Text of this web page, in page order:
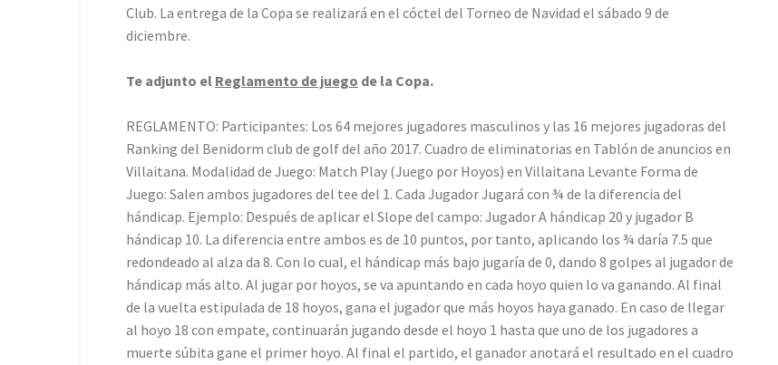
Club. La entrega de la Copa se realizará en el cóctel del Torneo de Navidad el sábado 9 de
diciembre.
Te adjunto el Reglamento de juego de la Copa.
REGLAMENTO: Participantes: Los 64 mejores jugadores masculinos y las 16 mejores jugadoras del
Ranking del Benidorm club de golf del año 2017. Cuadro de eliminatorias en Tablón de anuncios en
Villaitana. Modalidad de Juego: Match Play (Juego por Hoyos) en Villaitana Levante Forma de
Juego: Salen ambos jugadores del tee del 1. Cada Jugador Jugará con ¾ de la diferencia del
hándicap. Ejemplo: Después de aplicar el Slope del campo: Jugador A hándicap 20 y jugador B
hándicap 10. La diferencia entre ambos es de 10 puntos, por tanto, aplicando los ¾ daría 7.5 que
redondeado al alza da 8. Con lo cual, el hándicap más bajo jugaría de 0, dando 8 golpes al jugador de
hándicap más alto. Al jugar por hoyos, se va apuntando en cada hoyo quien lo va ganando. Al final
de la vuelta estipulada de 18 hoyos, gana el jugador que más hoyos haya ganado. En caso de llegar
al hoyo 18 con empate, continuarán jugando desde el hoyo 1 hasta que uno de los jugadores a
muerte súbita gane el primer hoyo. Al final el partido, el ganador anotará el resultado en el cuadro